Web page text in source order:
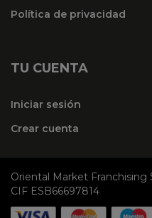
Política de privacidad
TU CUENTA
Iniciar sesión
Crear cuenta
Oriental Market Franchising
CIF ESB66697814